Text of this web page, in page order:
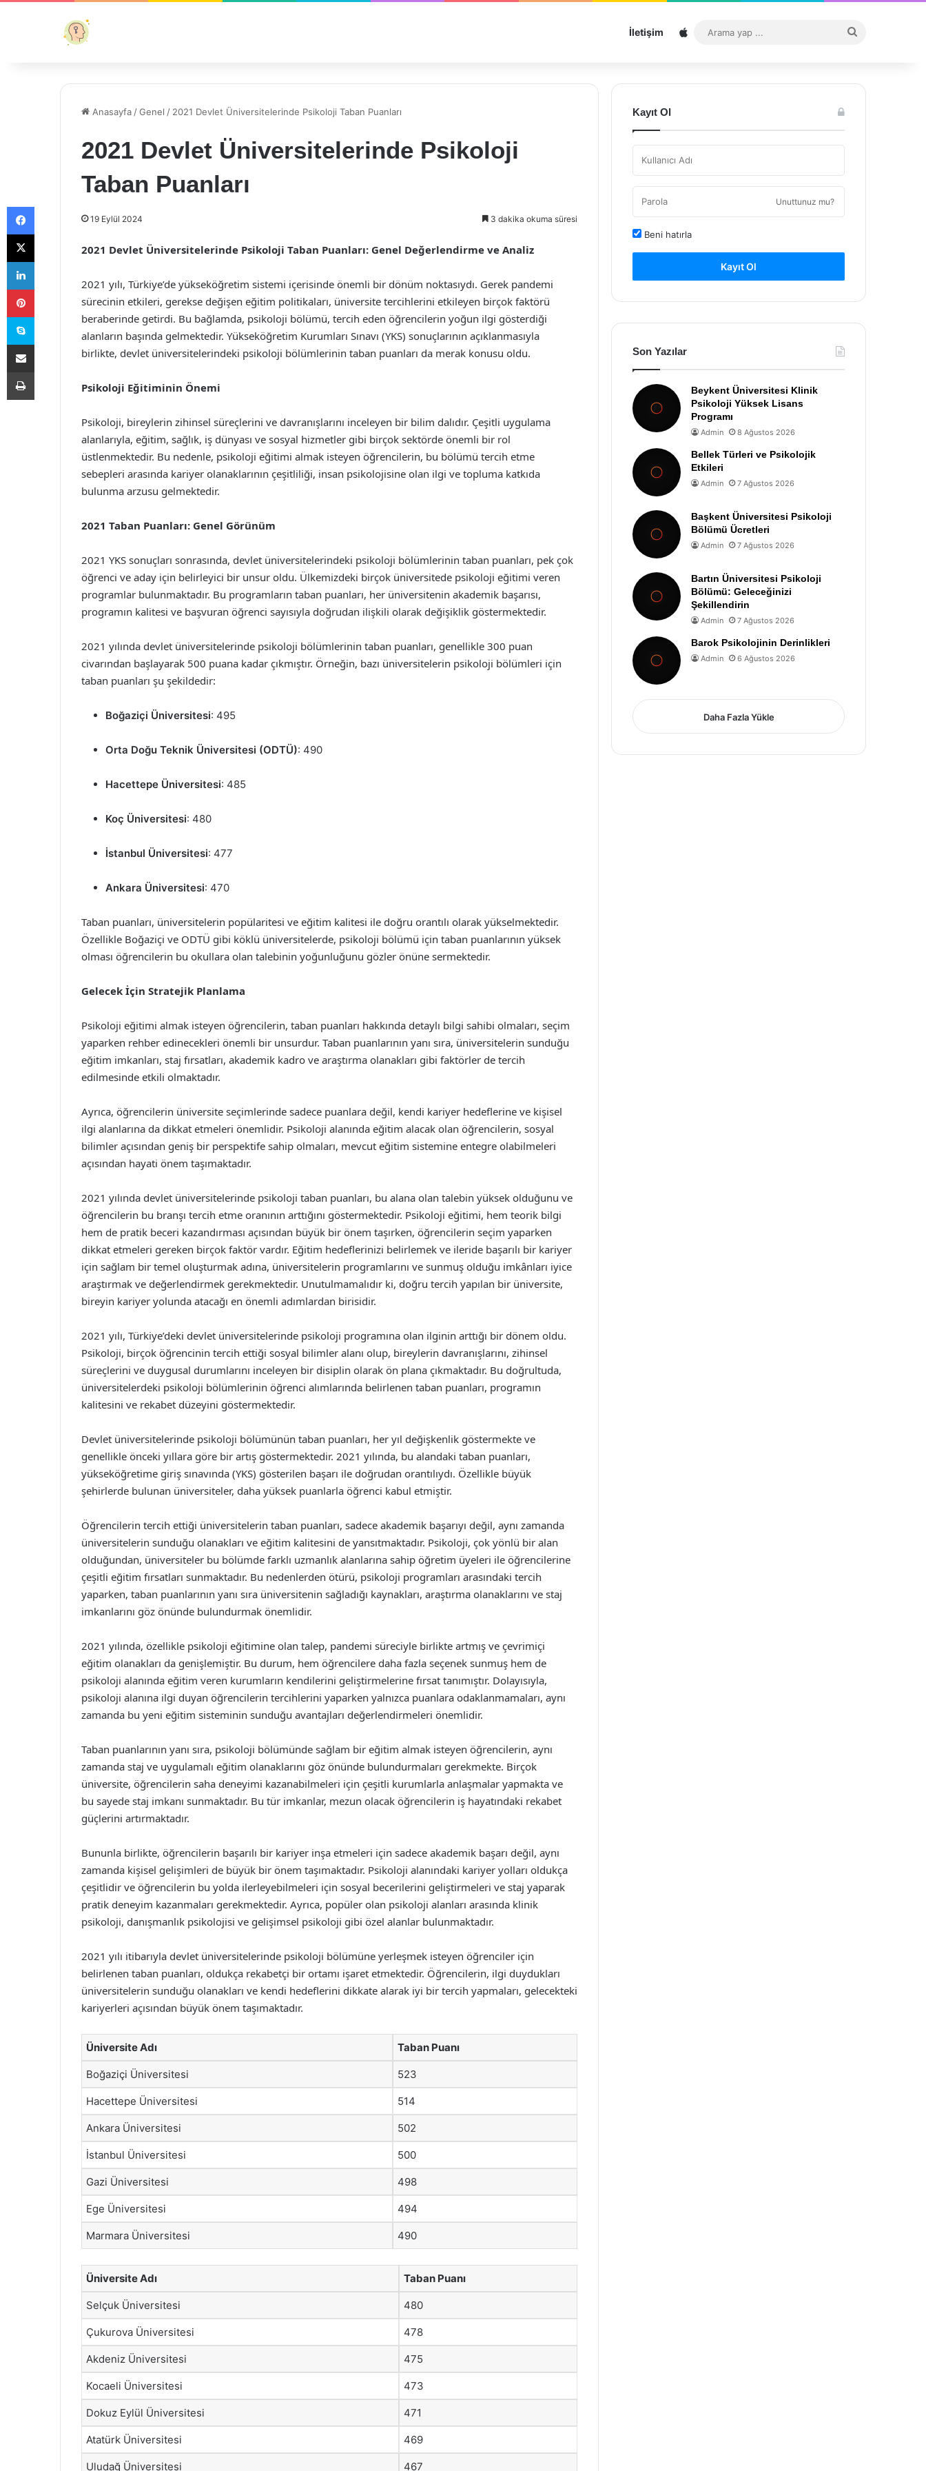
İletişim Sitemap
...
Anasayfa /Genel / 2021 Devlet Üniversitelerinde Psikoloji Taban Puanları
2021 Devlet Üniversitelerinde Psikoloji
Taban Puanları
19 Eylül 2024 3 dakika okuma süresi
2021 Devlet Üniversitelerinde Psikoloji Taban Puanları: Genel Değerlendirme ve Analiz
2021 yılı, Türkiye’de yükseköğretim sistemi içerisinde önemli bir dönüm noktasıydı. Gerek pandemi
sürecinin etkileri, gerekse değişen eğitim politikaları, üniversite tercihlerini etkileyen birçok faktörü
beraberinde getirdi. Bu bağlamda, psikoloji bölümü, tercih eden öğrencilerin yoğun ilgi gösterdiği
alanların başında gelmektedir. Yükseköğretim Kurumları Sınavı (YKS) sonuçlarının açıklanmasıyla
birlikte, devlet üniversitelerindeki psikoloji bölümlerinin taban puanları da merak konusu oldu.
Psikoloji Eğitiminin Önemi
Psikoloji, bireylerin zihinsel süreçlerini ve davranışlarını inceleyen bir bilim dalıdır. Çeşitli uygulama
alanlarıyla, eğitim, sağlık, iş dünyası ve sosyal hizmetler gibi birçok sektörde önemli bir rol
üstlenmektedir. Bu nedenle, psikoloji eğitimi almak isteyen öğrencilerin, bu bölümü tercih etme
sebepleri arasında kariyer olanaklarının çeşitliliği, insan psikolojisine olan ilgi ve topluma katkıda
bulunma arzusu gelmektedir.
2021 Taban Puanları: Genel Görünüm
2021 YKS sonuçları sonrasında, devlet üniversitelerindeki psikoloji bölümlerinin taban puanları, pek çok
öğrenci ve aday için belirleyici bir unsur oldu. Ülkemizdeki birçok üniversitede psikoloji eğitimi veren
programlar bulunmaktadır. Bu programların taban puanları, her üniversitenin akademik başarısı,
programın kalitesi ve başvuran öğrenci sayısıyla doğrudan ilişkili olarak değişiklik göstermektedir.
2021 yılında devlet üniversitelerinde psikoloji bölümlerinin taban puanları, genellikle 300 puan
civarından başlayarak 500 puana kadar çıkmıştır. Örneğin, bazı üniversitelerin psikoloji bölümleri için
taban puanları şu şekildedir:
Boğaziçi Üniversitesi: 495
Orta Doğu Teknik Üniversitesi (ODTÜ): 490
Hacettepe Üniversitesi: 485
Koç Üniversitesi: 480
İstanbul Üniversitesi: 477
Ankara Üniversitesi: 470
Taban puanları, üniversitelerin popülaritesi ve eğitim kalitesi ile doğru orantılı olarak yükselmektedir.
Özellikle Boğaziçi ve ODTÜ gibi köklü üniversitelerde, psikoloji bölümü için taban puanlarının yüksek
olması öğrencilerin bu okullara olan talebinin yoğunluğunu gözler önüne sermektedir.
Gelecek İçin Stratejik Planlama
Psikoloji eğitimi almak isteyen öğrencilerin, taban puanları hakkında detaylı bilgi sahibi olmaları, seçim
yaparken rehber edinecekleri önemli bir unsurdur. Taban puanlarının yanı sıra, üniversitelerin sunduğu
eğitim imkanları, staj fırsatları, akademik kadro ve araştırma olanakları gibi faktörler de tercih
edilmesinde etkili olmaktadır.
Ayrıca, öğrencilerin üniversite seçimlerinde sadece puanlara değil, kendi kariyer hedeflerine ve kişisel
ilgi alanlarına da dikkat etmeleri önemlidir. Psikoloji alanında eğitim alacak olan öğrencilerin, sosyal
bilimler açısından geniş bir perspektife sahip olmaları, mevcut eğitim sistemine entegre olabilmeleri
açısından hayati önem taşımaktadır.
2021 yılında devlet üniversitelerinde psikoloji taban puanları, bu alana olan talebin yüksek olduğunu ve
öğrencilerin bu branşı tercih etme oranının arttığını göstermektedir. Psikoloji eğitimi, hem teorik bilgi
hem de pratik beceri kazandırması açısından büyük bir önem taşırken, öğrencilerin seçim yaparken
dikkat etmeleri gereken birçok faktör vardır. Eğitim hedeflerinizi belirlemek ve ileride başarılı bir kariyer
için sağlam bir temel oluşturmak adına, üniversitelerin programlarını ve sunmuş olduğu imkânları iyice
araştırmak ve değerlendirmek gerekmektedir. Unutulmamalıdır ki, doğru tercih yapılan bir üniversite,
bireyin kariyer yolunda atacağı en önemli adımlardan birisidir.
2021 yılı, Türkiye’deki devlet üniversitelerinde psikoloji programına olan ilginin arttığı bir dönem oldu.
Psikoloji, birçok öğrencinin tercih ettiği sosyal bilimler alanı olup, bireylerin davranışlarını, zihinsel
süreçlerini ve duygusal durumlarını inceleyen bir disiplin olarak ön plana çıkmaktadır. Bu doğrultuda,
üniversitelerdeki psikoloji bölümlerinin öğrenci alımlarında belirlenen taban puanları, programın
kalitesini ve rekabet düzeyini göstermektedir.
Devlet üniversitelerinde psikoloji bölümünün taban puanları, her yıl değişkenlik göstermekte ve
genellikle önceki yıllara göre bir artış göstermektedir. 2021 yılında, bu alandaki taban puanları,
yükseköğretime giriş sınavında (YKS) gösterilen başarı ile doğrudan orantılıydı. Özellikle büyük
şehirlerde bulunan üniversiteler, daha yüksek puanlarla öğrenci kabul etmiştir.
Öğrencilerin tercih ettiği üniversitelerin taban puanları, sadece akademik başarıyı değil, aynı zamanda
üniversitelerin sunduğu olanakları ve eğitim kalitesini de yansıtmaktadır. Psikoloji, çok yönlü bir alan
olduğundan, üniversiteler bu bölümde farklı uzmanlık alanlarına sahip öğretim üyeleri ile öğrencilerine
çeşitli eğitim fırsatları sunmaktadır. Bu nedenlerden ötürü, psikoloji programları arasındaki tercih
yaparken, taban puanlarının yanı sıra üniversitenin sağladığı kaynakları, araştırma olanaklarını ve staj
imkanlarını göz önünde bulundurmak önemlidir.
2021 yılında, özellikle psikoloji eğitimine olan talep, pandemi süreciyle birlikte artmış ve çevrimiçi
eğitim olanakları da genişlemiştir. Bu durum, hem öğrencilere daha fazla seçenek sunmuş hem de
psikoloji alanında eğitim veren kurumların kendilerini geliştirmelerine fırsat tanımıştır. Dolayısıyla,
psikoloji alanına ilgi duyan öğrencilerin tercihlerini yaparken yalnızca puanlara odaklanmamaları, aynı
zamanda bu yeni eğitim sisteminin sunduğu avantajları değerlendirmeleri önemlidir.
Taban puanlarının yanı sıra, psikoloji bölümünde sağlam bir eğitim almak isteyen öğrencilerin, aynı
zamanda staj ve uygulamalı eğitim olanaklarını göz önünde bulundurmaları gerekmekte. Birçok
üniversite, öğrencilerin saha deneyimi kazanabilmeleri için çeşitli kurumlarla anlaşmalar yapmakta ve
bu sayede staj imkanı sunmaktadır. Bu tür imkanlar, mezun olacak öğrencilerin iş hayatındaki rekabet
güçlerini artırmaktadır.
Bununla birlikte, öğrencilerin başarılı bir kariyer inşa etmeleri için sadece akademik başarı değil, aynı
zamanda kişisel gelişimleri de büyük bir önem taşımaktadır. Psikoloji alanındaki kariyer yolları oldukça
çeşitlidir ve öğrencilerin bu yolda ilerleyebilmeleri için sosyal becerilerini geliştirmeleri ve staj yaparak
pratik deneyim kazanmaları gerekmektedir. Ayrıca, popüler olan psikoloji alanları arasında klinik
psikoloji, danışmanlık psikolojisi ve gelişimsel psikoloji gibi özel alanlar bulunmaktadır.
2021 yılı itibarıyla devlet üniversitelerinde psikoloji bölümüne yerleşmek isteyen öğrenciler için
belirlenen taban puanları, oldukça rekabetçi bir ortamı işaret etmektedir. Öğrencilerin, ilgi duydukları
üniversitelerin sunduğu olanakları ve kendi hedeflerini dikkate alarak iyi bir tercih yapmaları, gelecekteki
kariyerleri açısından büyük önem taşımaktadır.
Üniversite Adı Taban Puanı
Boğaziçi Üniversitesi 523
Hacettepe Üniversitesi 514
Ankara Üniversitesi 502
İstanbul Üniversitesi 500
Gazi Üniversitesi 498
Ege Üniversitesi 494
Marmara Üniversitesi 490
Üniversite Adı Taban Puanı
Selçuk Üniversitesi 480
Çukurova Üniversitesi 478
Akdeniz Üniversitesi 475
Kocaeli Üniversitesi 473
Dokuz Eylül Üniversitesi 471
Atatürk Üniversitesi 469
Uludağ Üniversitesi 467
Kayıt Ol
Unuttunuz mu?
Beni hatırla
Kayıt Ol
Son Yazılar
Beykent Üniversitesi Klinik
Psikoloji Yüksek Lisans
Programı
Admin 8 Ağustos 2026
Bellek Türleri ve Psikolojik
Etkileri
Admin 7 Ağustos 2026
Başkent Üniversitesi Psikoloji
Bölümü Ücretleri
Admin 7 Ağustos 2026
Bartın Üniversitesi Psikoloji
Bölümü: Geleceğinizi
Şekillendirin
Admin 7 Ağustos 2026
Barok Psikolojinin Derinlikleri
Admin 6 Ağustos 2026
Daha Fazla Yükle
Facebook
X
LinkedIn
Pinterest
Skype
E-Posta ile paylaş